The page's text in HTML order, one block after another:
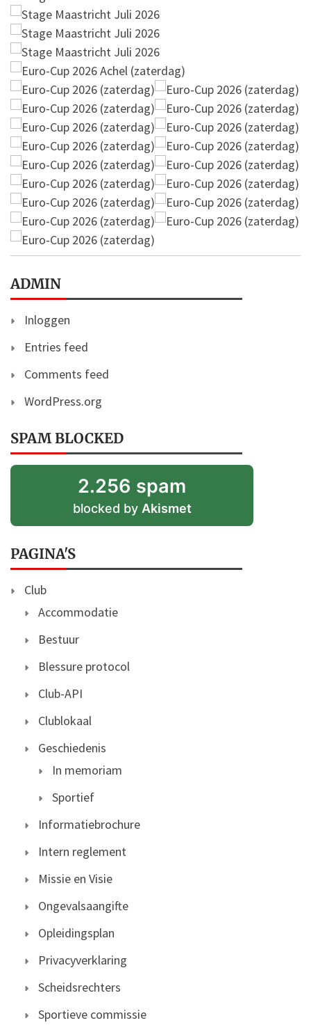
ADMIN
Inloggen
Entries feed
Comments feed
WordPress.org
SPAM BLOCKED
2.256 spam
blocked by Akismet
PAGINA'S
Club
Accommodatie
Bestuur
Blessure protocol
Club-API
Clublokaal
Geschiedenis
In memoriam
Sportief
Informatiebrochure
Intern reglement
Missie en Visie
Ongevalsaangifte
Opleidingsplan
Privacyverklaring
Scheidsrechters
Sportieve commissie